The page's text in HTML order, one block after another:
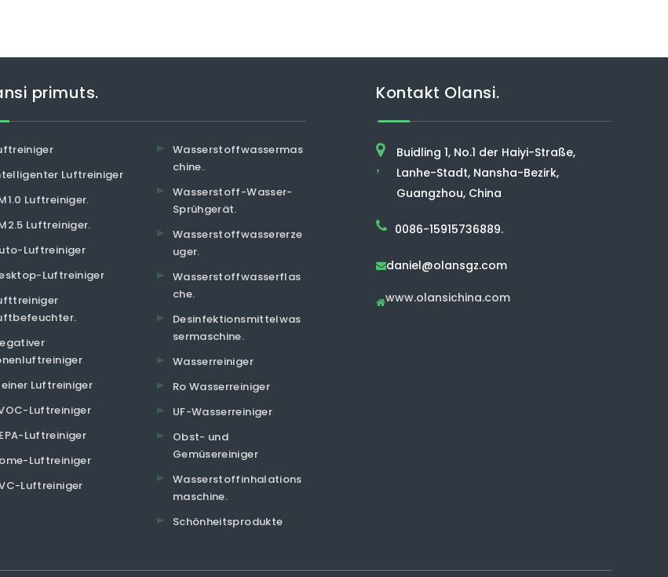
primuts.
Luftreiniger
Luftreiniger.
Luftreiniger.
Luftreiniger
Luftreiniger
Luftreiniger
Luftreiniger
Luftreiniger
Luftreiniger
Luftreiniger
Wasserstoffwassermas
chine.
Wasserstoff-Wasser-
Sprühgerät.
Wasserstoffwassererze
uger.
Wasserstoffwasserflas
che.
Desinfektionsmittelwas
sermaschine.
Wasserreiniger
Ro Wasserreiniger
UF-Wasserreiniger
Obst- und
Gemüsereiniger
Wasserstoffinhalations
maschine.
Schönheitsprodukte
Kontakt Olansi.
,
Buidling 1, No.1 der Haiyi-Straße,
Lanhe-Stadt, Nansha-Bezirk,
Guangzhou, China
0086-15915736889.
daniel@olansgz.com
www.olansichina.com